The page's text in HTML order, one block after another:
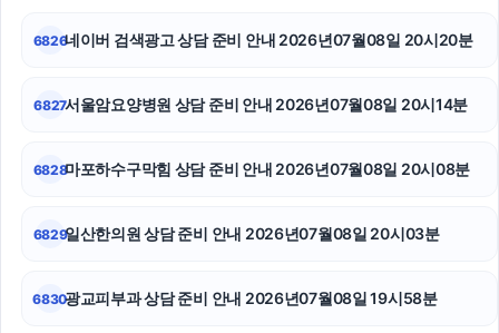
광진구하수구막힘
인스타그램 좋아요 늘리기
부천이혼전문변호사
6826네이버 검색광고 상담 준비 안내 2026년07월08일 20시20분
6827서울암요양병원 상담 준비 안내 2026년07월08일 20시14분
6828마포하수구막힘 상담 준비 안내 2026년07월08일 20시08분
6829일산한의원 상담 준비 안내 2026년07월08일 20시03분
6830광교피부과 상담 준비 안내 2026년07월08일 19시58분